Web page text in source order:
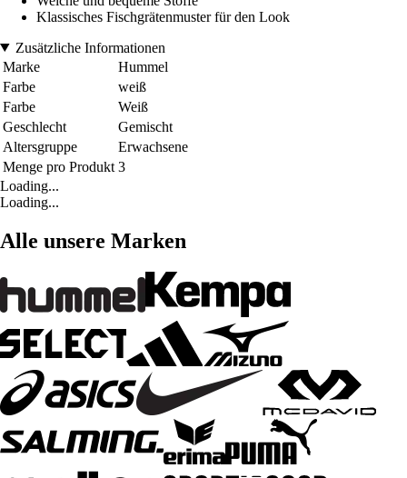
Klassisches Fischgrätenmuster für den Look
Zusätzliche Informationen
Marke
Hummel
Farbe
weiß
Farbe
Weiß
Geschlecht
Gemischt
Altersgruppe
Erwachsene
Menge pro Produkt 3
Loading...
Loading...
Alle unsere Marken